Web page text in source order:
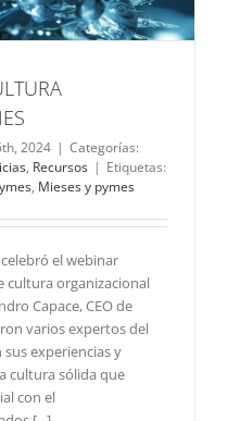
2024 | Categorías:
, Recursos | Etiquetas:
, Mieses y pymes
el webinar
cultura organizacional
Capace, CEO de
varios expertos del
experiencias y
cultura sólida que
con el